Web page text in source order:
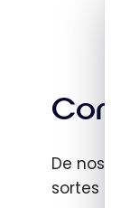
De nos
sortes